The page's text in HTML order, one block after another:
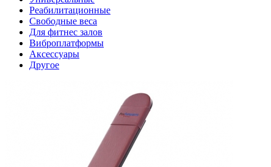
Реабилитационные
Свободные веса
Для фитнес залов
Виброплатформы
Аксессуары
Другое